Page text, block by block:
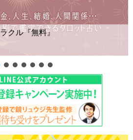
無料タロット◆私の質問の答えはイ